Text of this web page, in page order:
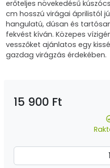
erőteljes növekedésű
cm hosszú virágai áprilistól
hangulatú, dúsan és
fekvést kíván. Közepes
vesszőket ajánlatos egy
gazdag virágzás érdekében.
15 900 Ft